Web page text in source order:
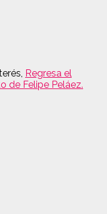
Regresa el
de Felipe Peláez.